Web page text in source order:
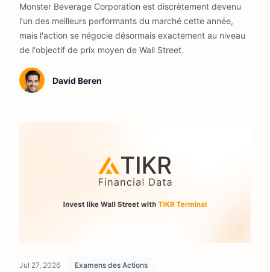
Monster Beverage Corporation est discrètement devenu
l'un des meilleurs performants du marché cette année,
mais l'action se négocie désormais exactement au niveau
de l'objectif de prix moyen de Wall Street.
David Beren
Jul 27, 2026 Examens des Actions